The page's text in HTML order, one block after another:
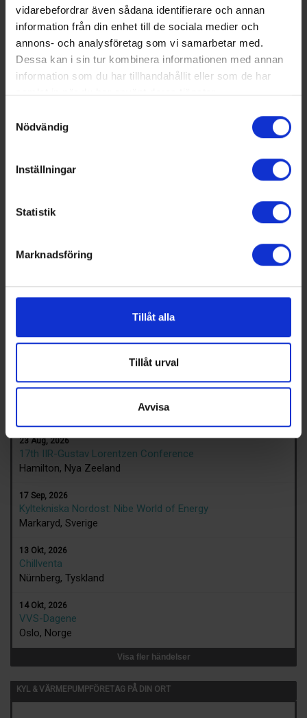
vidarebefordrar även sådana identifierare och annan
information från din enhet till de sociala medier och
annons- och analysföretag som vi samarbetar med.
Dessa kan i sin tur kombinera informationen med annan
information som du har tillhandahållit eller som de har
samlat in när du har använt deras tjänster.
Nödvändig
Inställningar
Statistik
Marknadsföring
Tillåt alla
Tillåt urval
Avvisa
REDAKTIONEN
Här kan du bland annat läsa om:
Norrköpingen som firar 30 år
Intryck från Nordbygg
PRENUMERERA PÅ VÅR TIDNING
Klicka här för att läsa mer om tidningen och prenumeration
Teknisk expert inom energi och
23 Aug, 2026
17th IIR-Gustav Lorentzen Conference
Hamilton, Nya Zeeland
17 Sep, 2026
Kyltekniska Nordost: Nibe World of Energy
Markaryd, Sverige
13 Okt, 2026
Chillventa
Nürnberg, Tyskland
14 Okt, 2026
VVS-Dagene
Oslo, Norge
Visa fler händelser
KYL & VÄRMEPUMPFÖRETAG PÅ DIN ORT